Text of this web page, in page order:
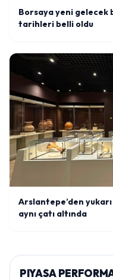
Borsaya yeni
tarihleri belli oldu
Arslantepe’den
aynı çatı altında
PIYASA